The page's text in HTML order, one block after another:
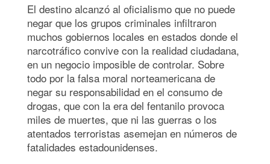
El destino alcanzó al oficialismo que no puede
negar que los grupos criminales infiltraron
muchos gobiernos locales en estados donde el
narcotráfico convive con la realidad ciudadana,
en un negocio imposible de controlar. Sobre
todo por la falsa moral norteamericana de
negar su responsabilidad en el consumo de
drogas, que con la era del fentanilo provoca
miles de muertes, que ni las guerras o los
atentados terroristas asemejan en números de
fatalidades estadounidenses.